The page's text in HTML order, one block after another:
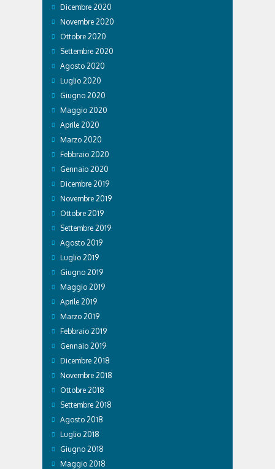
Dicembre 2020
Novembre 2020
Ottobre 2020
Settembre 2020
Agosto 2020
Luglio 2020
Giugno 2020
Maggio 2020
Aprile 2020
Marzo 2020
Febbraio 2020
Gennaio 2020
Dicembre 2019
Novembre 2019
Ottobre 2019
Settembre 2019
Agosto 2019
Luglio 2019
Giugno 2019
Maggio 2019
Aprile 2019
Marzo 2019
Febbraio 2019
Gennaio 2019
Dicembre 2018
Novembre 2018
Ottobre 2018
Settembre 2018
Agosto 2018
Luglio 2018
Giugno 2018
Maggio 2018